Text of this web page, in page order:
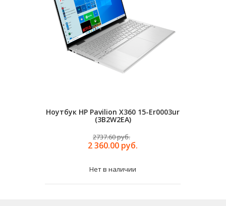
Ноутбук HP Pavilion X360 15-Er0003ur
(3B2W2EA)
2737.60 руб.
2 360.00 руб.
Нет в наличии